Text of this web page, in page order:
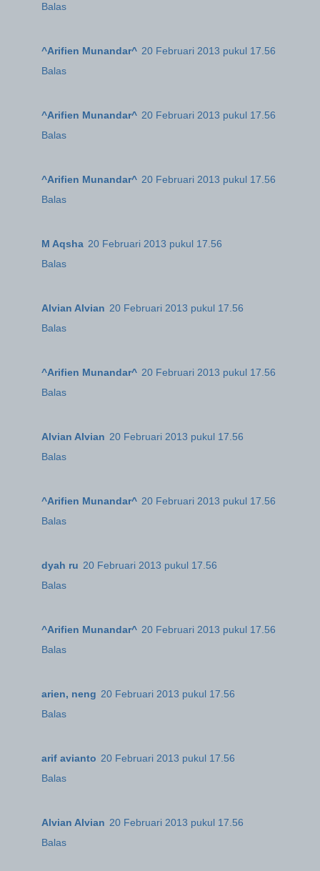
Balas
^Arifien Munandar^ 20 Februari 2013 pukul 17.56
Balas
^Arifien Munandar^ 20 Februari 2013 pukul 17.56
Balas
^Arifien Munandar^ 20 Februari 2013 pukul 17.56
Balas
M Aqsha 20 Februari 2013 pukul 17.56
Balas
Alvian Alvian 20 Februari 2013 pukul 17.56
Balas
^Arifien Munandar^ 20 Februari 2013 pukul 17.56
Balas
Alvian Alvian 20 Februari 2013 pukul 17.56
Balas
^Arifien Munandar^ 20 Februari 2013 pukul 17.56
Balas
dyah ru 20 Februari 2013 pukul 17.56
Balas
^Arifien Munandar^ 20 Februari 2013 pukul 17.56
Balas
arien, neng 20 Februari 2013 pukul 17.56
Balas
arif avianto 20 Februari 2013 pukul 17.56
Balas
Alvian Alvian 20 Februari 2013 pukul 17.56
Balas